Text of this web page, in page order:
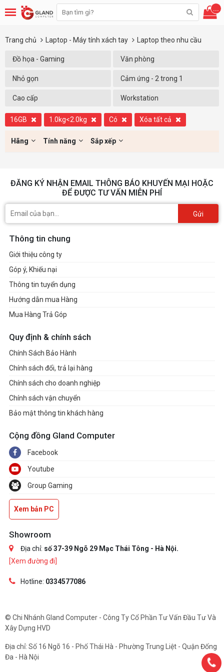
...
Trang chủ Laptop - Máy tính xách tay Laptop theo nhu cầu
Đồ họa - Gaming Văn phòng
Nhỏ gọn Cảm ứng - 2 trong 1
Cao cấp Workstation
16GB 1.0kg<2.0kg Có Xóa tất cả
Hãng Tính năng Sắp xếp
ĐĂNG KÝ NHẬN EMAIL THÔNG BÁO KHUYẾN MẠI HOẶC
ĐỂ ĐƯỢC TƯ VẤN MIỄN PHÍ
Gửi
Thông tin chung
Giới thiệu công ty
Góp ý, Khiếu nại
Thông tin tuyển dụng
Hướng dẫn mua Hàng
Mua Hàng Trả Góp
Quy định & chính sách
Chính Sách Bảo Hành
Chính sách đổi, trả lại hàng
Chính sách cho doanh nghiệp
Chính sách vận chuyển
Bảo mật thông tin khách hàng
Cộng đồng Gland Computer
Facebook
Youtube
Group Gaming
Xem bản PC
Showroom
Địa chỉ: số 37-39 Ngõ 29 Mạc Thái Tông - Hà Nội.
[Xem đường đi]
Hotline: 0334577086
© Chi Nhánh Gland Computer - Công Ty Cổ Phần Tư Vấn Đầu Tư Và
Xây Dựng HVD
Địa chỉ: Số 16 Ngõ 16 - Phố Thái Hà - Phường Trung Liệt - Quận Đống
Đa - Hà Nội